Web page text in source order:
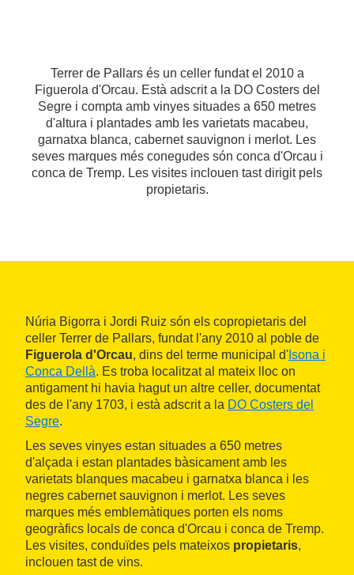
Terrer de Pallars és un celler fundat el 2010 a
Figuerola d'Orcau. Està adscrit a la DO Costers del
Segre i compta amb vinyes situades a 650 metres
d'altura i plantades amb les varietats macabeu,
garnatxa blanca, cabernet sauvignon i merlot. Les
seves marques més conegudes són conca d'Orcau i
conca de Tremp. Les visites inclouen tast dirigit pels
propietaris.
Núria Bigorra i Jordi Ruiz són els copropietaris del
celler Terrer de Pallars, fundat l'any 2010 al poble de
Figuerola d'Orcau, dins del terme municipal d' Isona i
Conca Dellà. Es troba localitzat al mateix lloc on
antigament hi havia hagut un altre celler, documentat
des de l'any 1703, i està adscrit a la DO Costers del
Segre.
Les seves vinyes estan situades a 650 metres
d'alçada i estan plantades bàsicament amb les
varietats blanques macabeu i garnatxa blanca i les
negres cabernet sauvignon i merlot. Les seves
marques més emblemàtiques porten els noms
geogràfics locals de conca d'Orcau i conca de Tremp.
Les visites, conduïdes pels mateixos propietaris,
inclouen tast de vins.